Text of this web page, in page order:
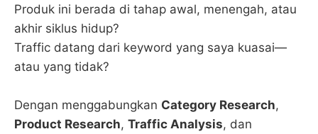
Produk ini berada di tahap awal, menengah, atau
akhir siklus hidup?
Traffic datang dari keyword yang saya kuasai—
atau yang tidak?
Dengan menggabungkan Category Research,
Product Research, Traffic Analysis, dan